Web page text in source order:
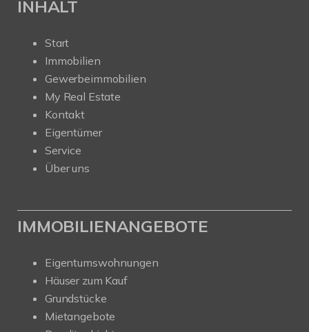
INHALT
Start
Immobilien
Gewerbeimmobilien
My Real Estate
Kontakt
Eigentümer
Service
Über uns
IMMOBILIENANGEBOTE
Eigentumswohnungen
Häuser zum Kauf
Grundstücke
Mietangebote